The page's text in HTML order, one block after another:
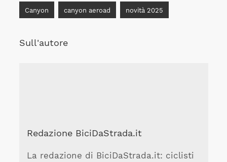
Canyon canyon aeroad novità 2025
Sull'autore
Redazione BiciDaStrada.it
La redazione di BiciDaStrada.it: ciclisti